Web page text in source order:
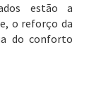
estão a
o reforço da
do conforto